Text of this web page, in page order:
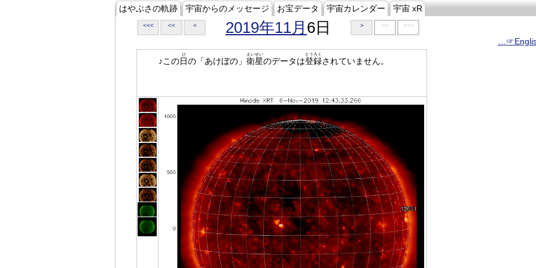
はやぶさの軌跡 宇宙からのメッセージ お宝データ 宇宙カレンダー 宇宙 xR
<<< << < 2019年11月 6日 > >> >>>
♪この日
ひ
の「あけぼの」 衛星
えいせい
のデータは登録
とうろく
されていません。